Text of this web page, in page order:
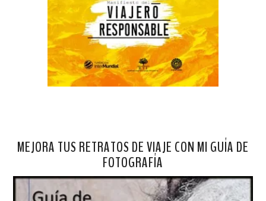
MEJORA TUS RETRATOS DE VIAJE CON MI GUÍA DE
FOTOGRAFÍA